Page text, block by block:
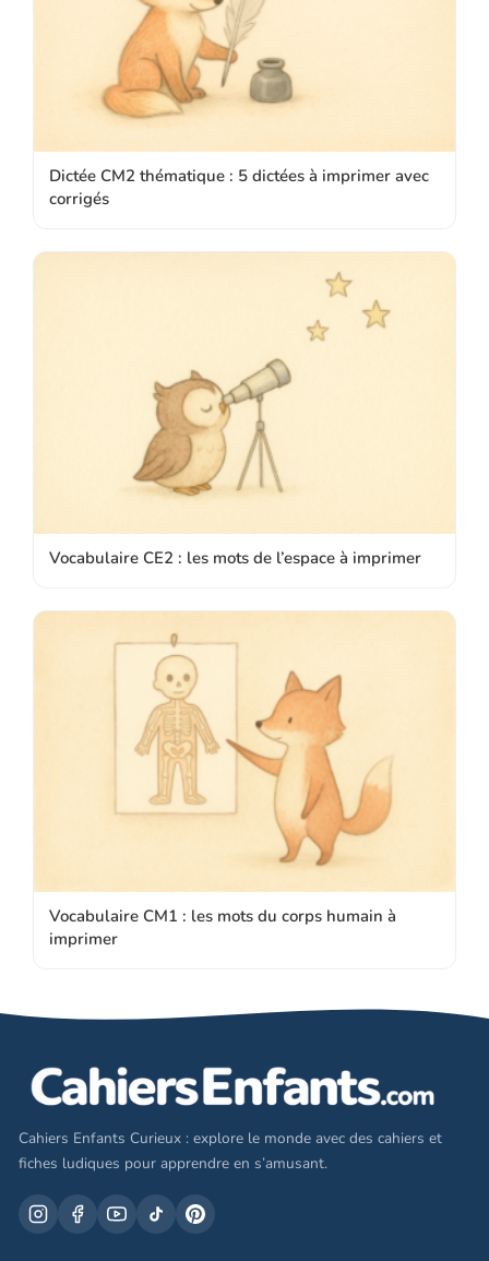
Dictée CM2 thématique : 5 dictées à imprimer avec
corrigés
Vocabulaire CE2 : les mots de l’espace à imprimer
Vocabulaire CM1 : les mots du corps humain à
imprimer
Cahiers Enfants Curieux : explore le monde avec des cahiers et
fiches ludiques pour apprendre en s’amusant.